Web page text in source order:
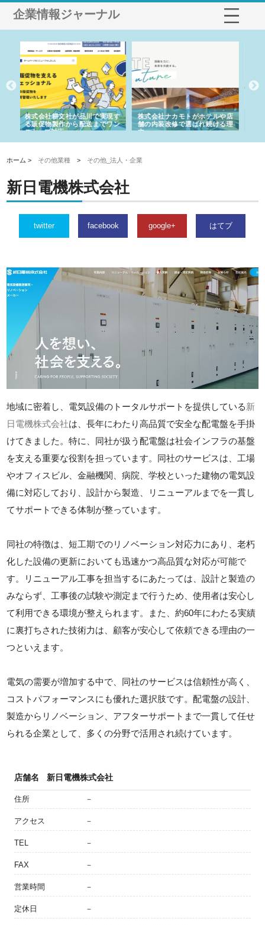
企業情報ジャーナル
ホテルや店
れ続ける理
株式会社スプリングエフが選ば
れる理由とOEMアパレル製造の
強み
桑木給食株式会社が福山市で
ばれる手作り弁当配達の理由
ホーム > その他業種 > その他_法人・企業
新日電機株式会社
twitter facebook google+ はてブ
地域に密着し、電気設備のトータルサポートを提供している新
日電機株式会社は、長年にわたり高品質で安全な配電盤を手掛
けてきました。特に、同社が扱う配電盤は社会インフラの基盤
を支える重要な役割を担っています。同社のサービスは、工場
やオフィスビル、金融機関、病院、学校といった建物の電気設
備に対応しており、設計から製造、リニューアルまでを一貫し
てサポートできる体制が整っています。
同社の特徴は、短工期でのリノベーション対応力にあり、老朽
化した設備の更新においても迅速かつ高品質な対応が可能で
す。リニューアル工事を担当するにあたっては、設計と製造の
みならず、工事後の試験や測定まで行うため、使用者は安心し
て利用できる環境が整えられます。また、約60年にわたる実績
に裏打ちされた技術力は、顧客が安心して依頼できる理由の一
つといえます。
電気の需要が増加する中で、同社のサービスは信頼性が高く、
コストパフォーマンスにも優れた選択肢です。配電盤の設計、
製造からリノベーション、アフターサポートまで一貫して任せ
られる企業として、多くの分野で活用され続けています。
店舗名 新日電機株式会社
住所 －
アクセス －
TEL －
FAX －
営業時間 －
定休日 －